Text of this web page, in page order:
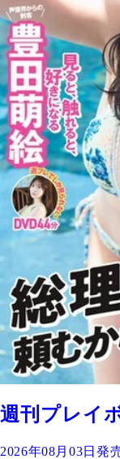
週刊プレイ
2026年08月03日発